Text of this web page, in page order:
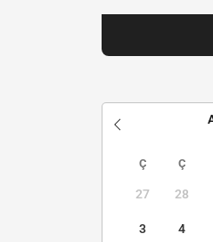
Ç Ç
27 28
3 4